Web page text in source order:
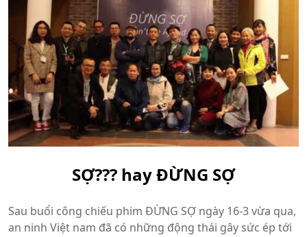
SỢ??? hay ĐỪNG SỢ
Sau buổi công chiếu phim ĐỪNG SỢ ngày 16-3 vừa qua,
an ninh Việt nam đã có những động thái gây sức ép tới